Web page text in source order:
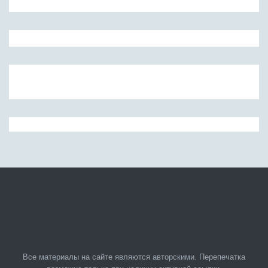
Все материалы на сайте являются авторскими. Перепечатка